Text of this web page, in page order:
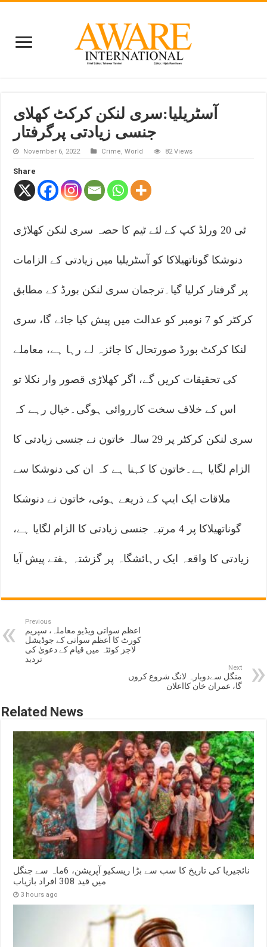
آسٹریلیا:سری لنکن کرکٹ کھلای
جنسی زیادتی پرگرفتار
November 6, 2022 Crime,World 82 Views
Share
ٹی 20 ورلڈ کپ کے لئے ٹیم کا حصہ سری لنکن کھلاڑی
دنوشکا گوناتھیلاکا کو آسٹریلیا میں زیادتی کے الزامات
پر گرفتار کرلیا گیا۔ترجمان سری لنکن بورڈ کے مطابق
کرکٹر کو 7 نومبر کو عدالت میں پیش کیا جائے گا، سری
لنکا کرکٹ بورڈ صورتحال کا جائزہ لے رہا ہے، معاملے
کی تحقیقات کریں گے، اگر کھلاڑی قصور وار نکلا تو
اس کے خلاف سخت کارروائی ہوگی۔خیال رہے کہ
سری لنکن کرکٹر پر 29 سالہ خاتون نے جنسی زیادتی کا
الزام لگایا ہے۔خاتون کا کہنا ہے کہ ان کی دنوشکا سے
ملاقات ایک ایپ کے ذریعے ہوئی، خاتون نے دنوشکا
گوناتھیلاکا پر 4 مرتبہ جنسی زیادتی کا الزام لگایا ہے،
زیادتی کا واقعہ ایک رہائشگاہ پر گزشتہ ہفتے پیش آیا
Previous
اعظم سواتی ویڈیو معاملہ، سپریم
کورٹ کا اعظم سواتی کے جوڈیشل
لاجز کوئٹہ میں قیام کے دعویٰ کی
تردید
Next
منگل سےدوبارہ لانگ شروع کروں
گا، عمران خان کااعلان
Related News
نائجیریا کی تاریخ کا سب سے بڑا ریسکیو آپریشن، 6ماہ سے جنگل
میں قید 308 افراد بازیاب
3 hours ago